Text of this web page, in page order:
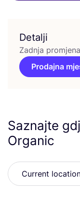
Detalji
Zadnja
Prodajna
Saznajte
Organic